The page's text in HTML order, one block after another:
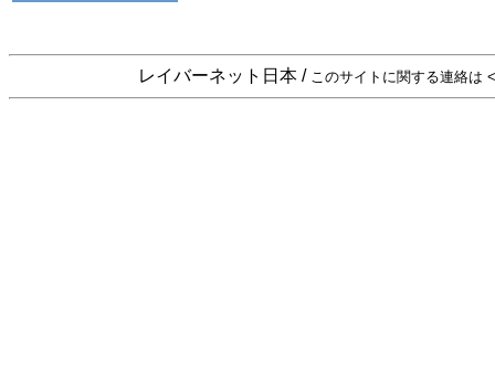
レイバーネット日本 / このサイトに関する連絡は